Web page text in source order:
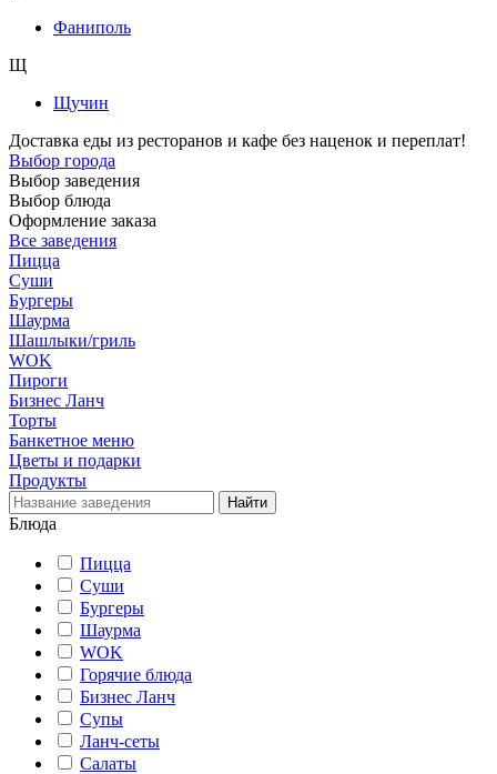
Фаниполь
Щ
Щучин
Доставка еды из ресторанов и кафе без наценок и переплат!
Выбор города
Выбор заведения
Выбор блюда
Оформление заказа
Все заведения
Пицца
Суши
Бургеры
Шаурма
Шашлыки/гриль
WOK
Пироги
Бизнес Ланч
Торты
Банкетное меню
Цветы и подарки
Продукты
Блюда
Пицца
Суши
Бургеры
Шаурма
WOK
Горячие блюда
Бизнес Ланч
Супы
Ланч-сеты
Салаты